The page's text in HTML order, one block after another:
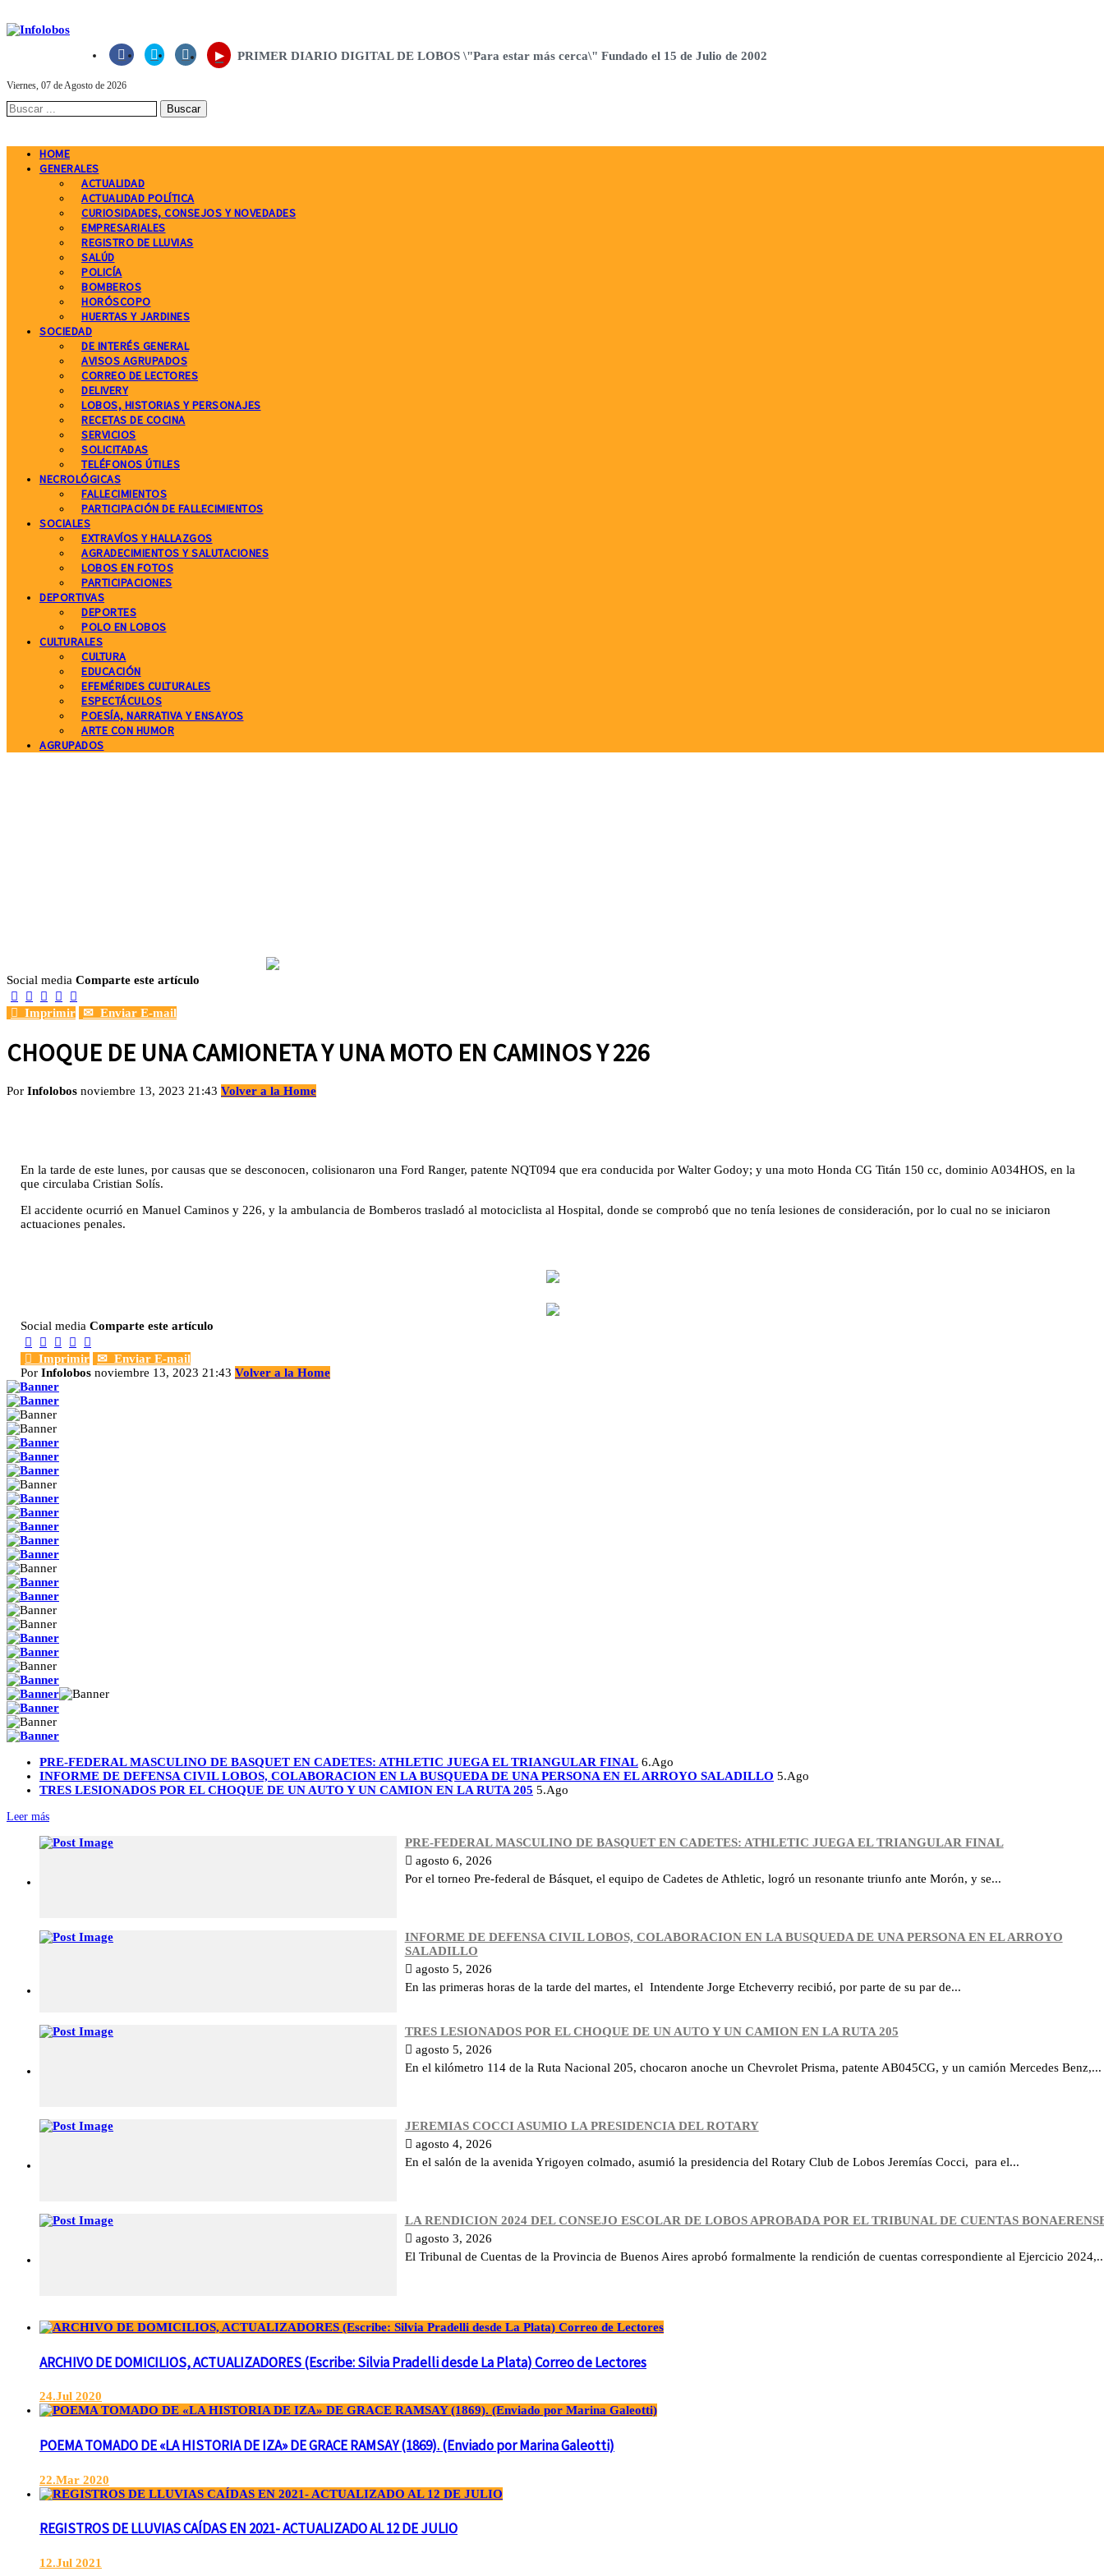
   ▸ PRIMER DIARIO DIGITAL DE LOBOS \"Para estar más cerca\" Fundado el 15 de Julio de 2002
Viernes, 07 de Agosto de 2026
HOME
GENERALES
ACTUALIDAD
ACTUALIDAD POLÍTICA
CURIOSIDADES, CONSEJOS Y NOVEDADES
EMPRESARIALES
REGISTRO DE LLUVIAS
SALÚD
POLICÍA
BOMBEROS
HORÓSCOPO
HUERTAS Y JARDINES
SOCIEDAD
DE INTERÉS GENERAL
AVISOS AGRUPADOS
CORREO DE LECTORES
DELIVERY
LOBOS, HISTORIAS Y PERSONAJES
RECETAS DE COCINA
SERVICIOS
SOLICITADAS
TELÉFONOS ÚTILES
NECROLÓGICAS
FALLECIMIENTOS
PARTICIPACIÓN DE FALLECIMIENTOS
SOCIALES
EXTRAVÍOS Y HALLAZGOS
AGRADECIMIENTOS Y SALUTACIONES
LOBOS EN FOTOS
PARTICIPACIONES
DEPORTIVAS
DEPORTES
POLO EN LOBOS
CULTURALES
CULTURA
EDUCACIÓN
EFEMÉRIDES CULTURALES
ESPECTÁCULOS
POESÍA, NARRATIVA Y ENSAYOS
ARTE CON HUMOR
AGRUPADOS
Social media Comparte este artículo

  


Imprimir ✉ Enviar E-mail
CHOQUE DE UNA CAMIONETA Y UNA MOTO EN CAMINOS Y 226
Por Infolobos noviembre 13, 2023 21:43 Volver a la Home
En la tarde de este lunes, por causas que se desconocen, colisionaron una Ford Ranger, patente NQT094 que era conducida por Walter Godoy; y una moto Honda CG Titán 150 cc, dominio A034HOS, en la
que circulaba Cristian Solís.
El accidente ocurrió en Manuel Caminos y 226, y la ambulancia de Bomberos trasladó al motociclista al Hospital, donde se comprobó que no tenía lesiones de consideración, por lo cual no se iniciaron
actuaciones penales.
Social media Comparte este artículo

  


Imprimir ✉ Enviar E-mail
Por Infolobos noviembre 13, 2023 21:43 Volver a la Home
PRE-FEDERAL MASCULINO DE BASQUET EN CADETES: ATHLETIC JUEGA EL TRIANGULAR FINAL 6.Ago
INFORME DE DEFENSA CIVIL LOBOS, COLABORACION EN LA BUSQUEDA DE UNA PERSONA EN EL ARROYO SALADILLO 5.Ago
TRES LESIONADOS POR EL CHOQUE DE UN AUTO Y UN CAMION EN LA RUTA 205 5.Ago
Leer más
PRE-FEDERAL MASCULINO DE BASQUET EN CADETES: ATHLETIC JUEGA EL TRIANGULAR FINAL
agosto 6, 2026
Por el torneo Pre-federal de Básquet, el equipo de Cadetes de Athletic, logró un resonante triunfo ante Morón, y se...
INFORME DE DEFENSA CIVIL LOBOS, COLABORACION EN LA BUSQUEDA DE UNA PERSONA EN EL ARROYO
SALADILLO
agosto 5, 2026
En las primeras horas de la tarde del martes, el Intendente Jorge Etcheverry recibió, por parte de su par de...
TRES LESIONADOS POR EL CHOQUE DE UN AUTO Y UN CAMION EN LA RUTA 205
agosto 5, 2026
En el kilómetro 114 de la Ruta Nacional 205, chocaron anoche un Chevrolet Prisma, patente AB045CG, y un camión Mercedes Benz,...
JEREMIAS COCCI ASUMIO LA PRESIDENCIA DEL ROTARY
agosto 4, 2026
En el salón de la avenida Yrigoyen colmado, asumió la presidencia del Rotary Club de Lobos Jeremías Cocci, para el...
LA RENDICION 2024 DEL CONSEJO ESCOLAR DE LOBOS APROBADA POR EL TRIBUNAL DE CUENTAS
agosto 3, 2026
El Tribunal de Cuentas de la Provincia de Buenos Aires aprobó formalmente la rendición de cuentas correspondiente al Ejercicio
ARCHIVO DE DOMICILIOS, ACTUALIZADORES (Escribe: Silvia Pradelli desde La Plata) Correo de Lectores
24.Jul 2020
POEMA TOMADO DE «LA HISTORIA DE IZA» DE GRACE RAMSAY (1869). (Enviado por Marina Galeotti)
22.Mar 2020
REGISTROS DE LLUVIAS CAÍDAS EN 2021- ACTUALIZADO AL 12 DE JULIO
12.Jul 2021